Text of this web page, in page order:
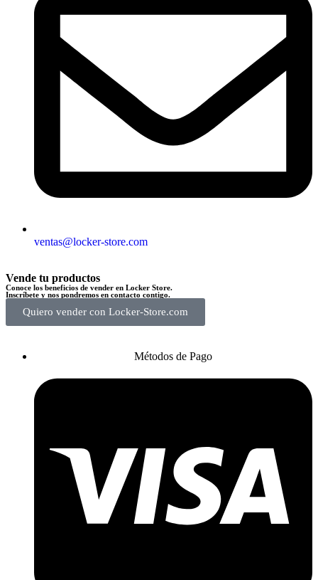
ventas@locker-store.com
Vende tu productos
Conoce los beneficios de vender en Locker Store.
Inscríbete y nos pondremos en contacto contigo.
Quiero vender con Locker-Store.com
Métodos de Pago